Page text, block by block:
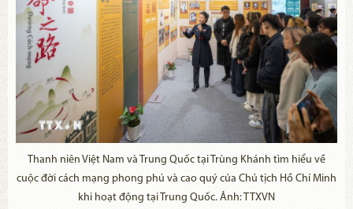
Thanh niên Việt Nam và Trung Quốc tại Trùng Khánh tìm hiểu về
cuộc đời cách mạng phong phú và cao quý của Chủ tịch Hồ Chí Minh
khi hoạt động tại Trung Quốc. Ảnh: TTXVN